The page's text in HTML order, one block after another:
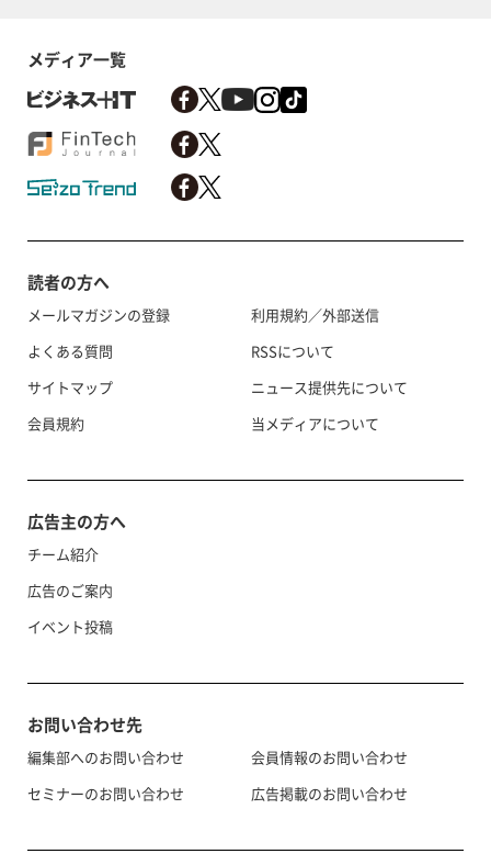
メディア一覧
読者の方へ
メールマガジンの登録
よくある質問
サイトマップ
会員規約
利用規約／外部送信
RSSについて
ニュース提供先について
当メディアについて
広告主の方へ
チーム紹介
広告のご案内
イベント投稿
お問い合わせ先
編集部へのお問い合わせ
セミナーのお問い合わせ
会員情報のお問い合わせ
広告掲載のお問い合わせ